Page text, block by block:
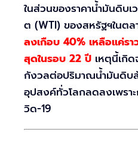
ในส่วนของราคาน้ำมันดิบ
ต (WTI) ของสหรัฐฯในต
ลงเกือบ 40% เหลือแค่รา
สุดในรอบ 22 ปี เหตุนี้เกิ
กังวลต่อปริมาณน้ำมันดิบ
อุปสงค์ทั่วโลกลดลงเพรา
วิด-19